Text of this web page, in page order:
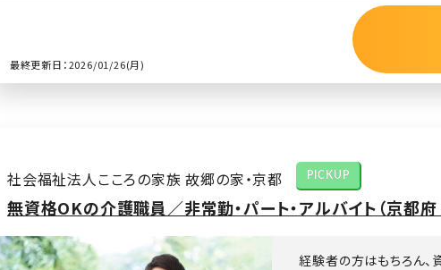
最終更新日：2026/01/26(月)
社会福祉法人こころの家族 故郷の家・京都 PICKUP
無資格OKの介護職員／非常勤・パート・アルバイト（京都府
経験者の方はもちろん、